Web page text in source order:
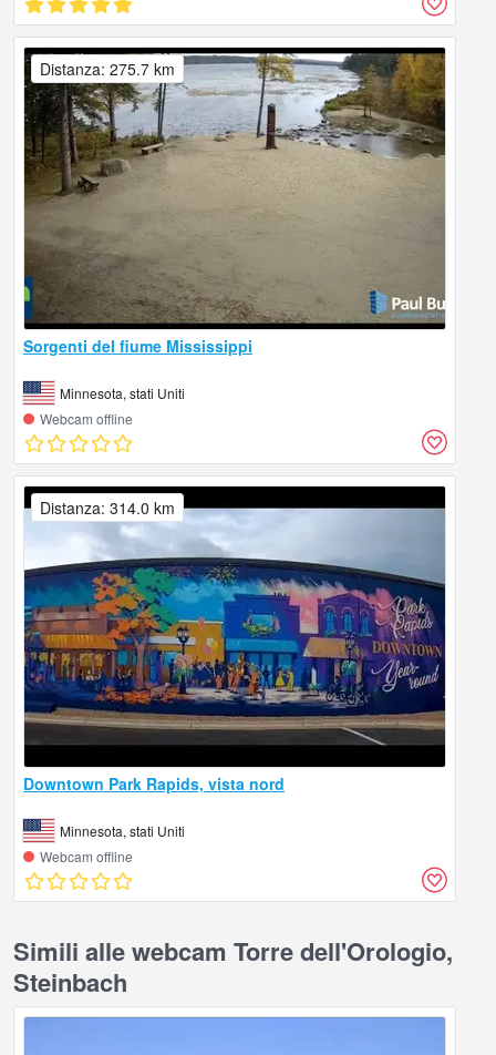
Sorgenti del fiume Mississippi
Minnesota, stati Uniti
Webcam offline
Distanza: 275.7 km
Downtown Park Rapids, vista nord
Minnesota, stati Uniti
Webcam offline
Distanza: 314.0 km
Simili alle webcam Torre dell'Orologio,
Steinbach